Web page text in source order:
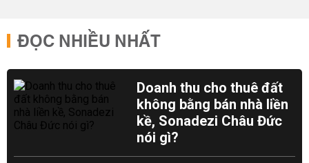
ĐỌC NHIỀU NHẤT
Doanh thu cho thuê đất
không bằng bán nhà liền
kề, Sonadezi Châu Đức
nói gì?